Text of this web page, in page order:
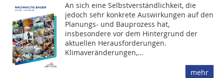
An sich eine Selbstverständlichkeit, die
jedoch sehr konkrete Auswirkungen auf den
Planungs- und Bauprozess hat,
insbesondere vor dem Hintergrund der
aktuellen Herausforderungen.
Klimaveränderungen,...
mehr